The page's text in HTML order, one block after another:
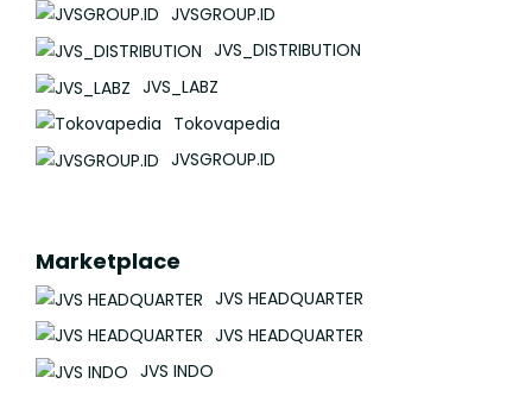
JVSGROUP.ID
JVS_DISTRIBUTION
JVS_LABZ
Tokovapedia
JVSGROUP.ID
Marketplace
JVS HEADQUARTER
JVS HEADQUARTER
JVS INDO